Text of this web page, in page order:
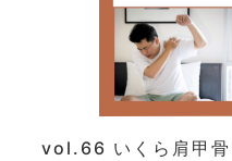
vol.66 いくら肩甲骨